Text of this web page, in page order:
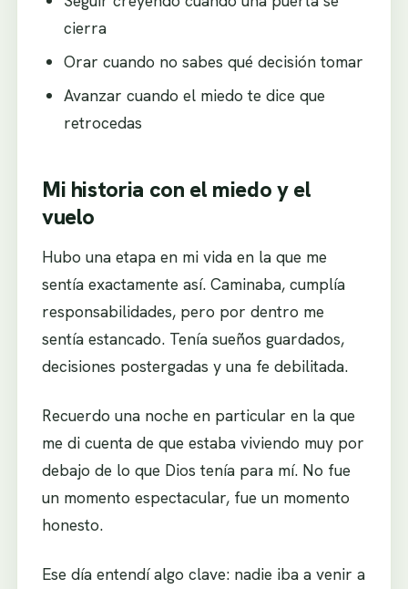
cierra
Orar cuando no sabes qué decisión tomar
Avanzar cuando el miedo te dice que
retrocedas
Mi historia con el miedo y el
vuelo
Hubo una etapa en mi vida en la que me
sentía exactamente así. Caminaba, cumplía
responsabilidades, pero por dentro me
sentía estancado. Tenía sueños guardados,
decisiones postergadas y una fe debilitada.
Recuerdo una noche en particular en la que
me di cuenta de que estaba viviendo muy por
debajo de lo que Dios tenía para mí. No fue
un momento espectacular, fue un momento
honesto.
Ese día entendí algo clave: nadie iba a venir a